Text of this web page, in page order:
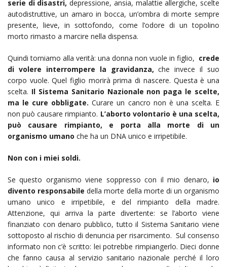
serie di disastri, depressione, ansia, malattie allergiche, scelte
autodistruttive, un amaro in bocca, un’ombra di morte sempre
presente, lieve, in sottofondo, come l’odore di un topolino
morto rimasto a marcire nella dispensa.
Quindi torniamo alla verità: una donna non vuole in figlio, crede
di volere interrompere la gravidanza, che invece il suo
corpo vuole. Quel figlio morirà prima di nascere. Questa è una
scelta. Il Sistema Sanitario Nazionale non paga le scelte,
ma le cure obbligate.Curare un cancro non è una scelta. E
non può causare rimpianto. L’aborto volontario è una scelta,
può causare rimpianto, e porta alla morte di un
organismo umano che ha un DNA unico e irripetibile.
Non con i miei soldi.
Se questo organismo viene soppresso con il mio denaro, io
divento responsabile della morte della morte di un organismo
umano unico e irripetibile, e del rimpianto della madre.
Attenzione, qui arriva la parte divertente: se l’aborto viene
finanziato con denaro pubblico, tutto il Sistema Sanitario viene
sottoposto al rischio di denuncia per risarcimento. Sul consenso
informato non c’è scritto: lei potrebbe rimpiangerlo. Dieci donne
che fanno causa al servizio sanitario nazionale perché il loro